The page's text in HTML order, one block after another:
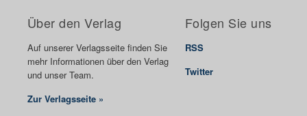
Über den Verlag
Auf unserer Verlagsseite finden Sie
mehr Informationen über den Verlag
und unser Team.
Zur Verlagsseite »
Folgen Sie uns
RSS
Twitter